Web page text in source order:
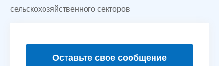
сельскохозяйственного секторов.
Оставьте свое сообщение